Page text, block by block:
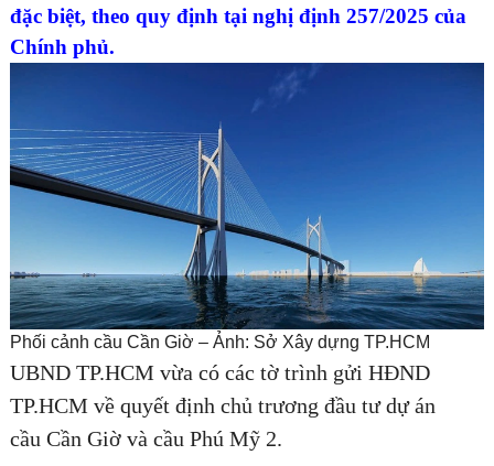
đặc biệt, theo quy định tại nghị định 257/2025 của
Chính phủ.
Phối cảnh cầu Cần Giờ – Ảnh: Sở Xây dựng TP.HCM
UBND TP.HCM vừa có các tờ trình gửi HĐND
TP.HCM về quyết định chủ trương đầu tư dự án
cầu Cần Giờ và cầu Phú Mỹ 2.